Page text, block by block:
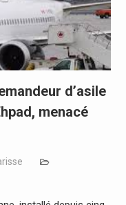
d’asile
menacé